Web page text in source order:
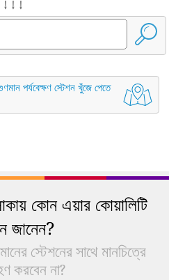
↓ ↓ ↓
পর্যবেক্ষণ স্টেশন খুঁজে পেতে
কোন এয়ার কোয়ালিটি
জানেন?
স্টেশনের সাথে মানচিত্রে
করবেন না?